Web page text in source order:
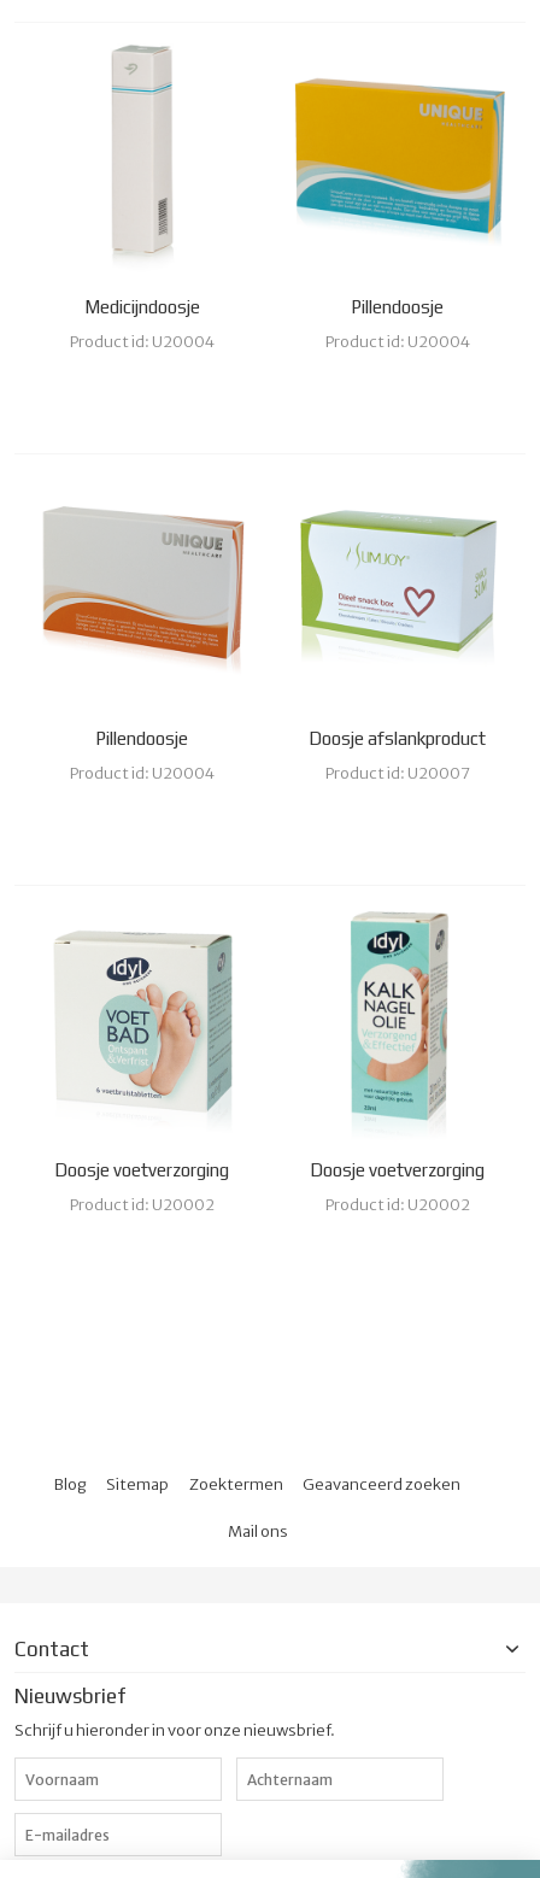
Medicijndoosje
Product id: U20004
Pillendoosje
Product id: U20004
Pillendoosje
Product id: U20004
Doosje afslankproduct
Product id: U20007
Doosje voetverzorging
Product id: U20002
Doosje voetverzorging
Product id: U20002
Blog Sitemap Zoektermen Geavanceerd zoeken
Mail ons
Contact
Nieuwsbrief
Schrijf u hieronder in voor onze nieuwsbrief.